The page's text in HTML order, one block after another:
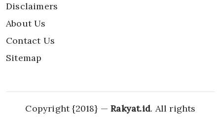
Disclaimers
About Us
Contact Us
Sitemap
Copyright {2018} —Rakyat.id. All rights